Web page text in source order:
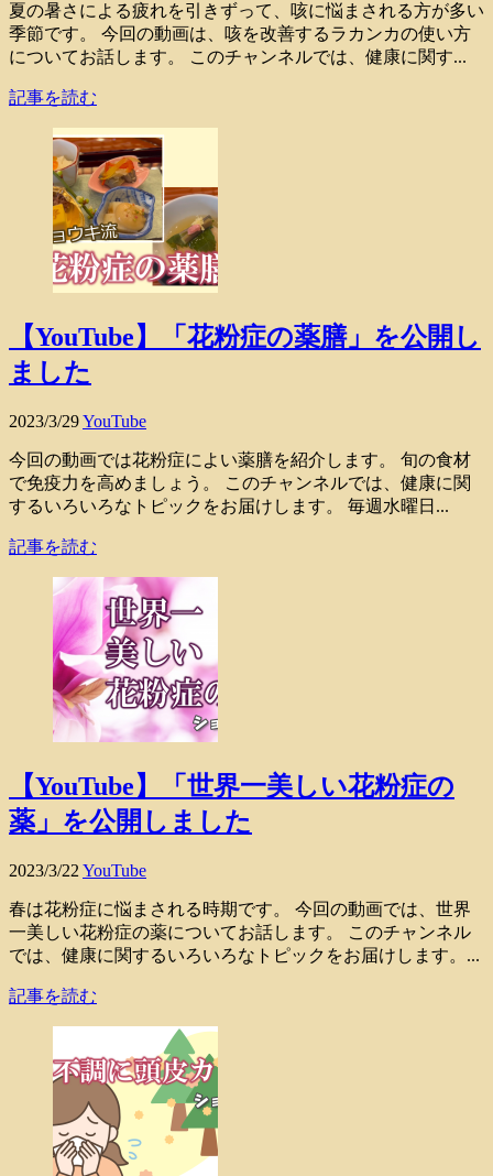
夏の暑さによる疲れを引きずって、咳に悩まされる方が多い
季節です。 今回の動画は、咳を改善するラカンカの使い方
についてお話します。 このチャンネルでは、健康に関す...
記事を読む
【YouTube】「花粉症の薬膳」を公開し
ました
2023/3/29YouTube
今回の動画では花粉症によい薬膳を紹介します。 旬の食材
で免疫力を高めましょう。 このチャンネルでは、健康に関
するいろいろなトピックをお届けします。 毎週水曜日...
記事を読む
【YouTube】「世界一美しい花粉症の
薬」を公開しました
2023/3/22 YouTube
春は花粉症に悩まされる時期です。 今回の動画では、世界
一美しい花粉症の薬についてお話します。 このチャンネル
では、健康に関するいろいろなトピックをお届けします。...
記事を読む